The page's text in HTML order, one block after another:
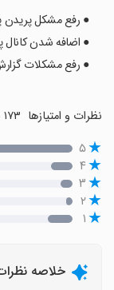
● رفع مشکل
● اضافه شدن کانال
● رفع مشکلات
نظرات و امتیازها
۵
۴
۳
۲
۱
خلاصه